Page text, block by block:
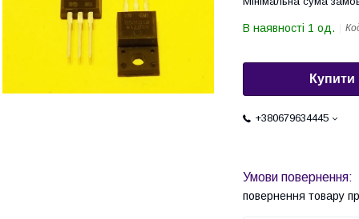
В наявності 1 од.
Купити
+380679634445
повернення товару